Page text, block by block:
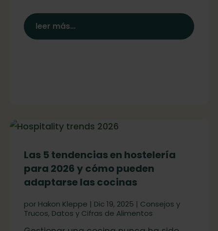
leer más…
Las 5 tendencias en hostelería
para 2026 y cómo pueden
adaptarse las cocinas
por Hakon Kleppe | Dic 19, 2025 | Consejos y
Trucos, Datos y Cifras de Alimentos